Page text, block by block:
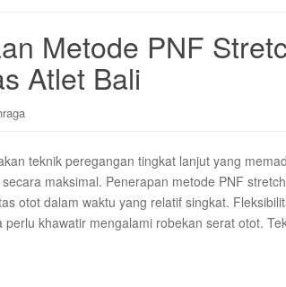
Metode PNF
Atlet Bali
teknik peregangan tingkat lanjut yang
maksimal. Penerapan metode PNF
otot dalam waktu yang relatif singkat.
perlu khawatir mengalami robekan serat otot.